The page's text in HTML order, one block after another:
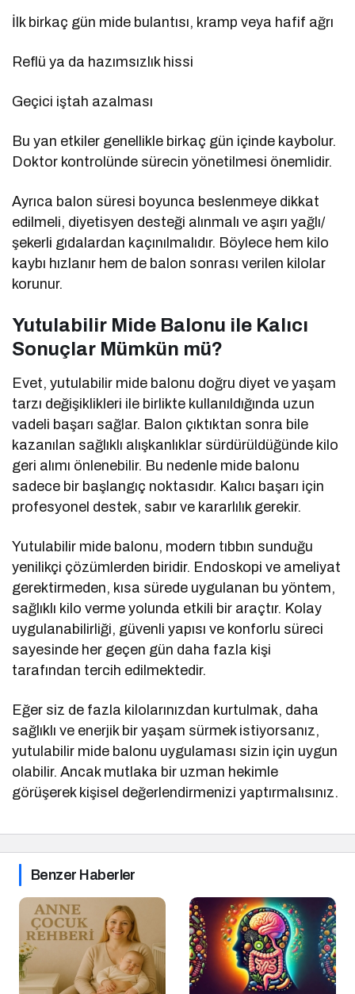
İlk birkaç gün mide bulantısı, kramp veya hafif ağrı
Reflü ya da hazımsızlık hissi
Geçici iştah azalması
Bu yan etkiler genellikle birkaç gün içinde kaybolur.
Doktor kontrolünde sürecin yönetilmesi önemlidir.
Ayrıca balon süresi boyunca beslenmeye dikkat
edilmeli, diyetisyen desteği alınmalı ve aşırı yağlı/
şekerli gıdalardan kaçınılmalıdır. Böylece hem kilo
kaybı hızlanır hem de balon sonrası verilen kilolar
korunur.
Yutulabilir Mide Balonu ile Kalıcı
Sonuçlar Mümkün mü?
Evet, yutulabilir mide balonu doğru diyet ve yaşam
tarzı değişiklikleri ile birlikte kullanıldığında uzun
vadeli başarı sağlar. Balon çıktıktan sonra bile
kazanılan sağlıklı alışkanlıklar sürdürüldüğünde kilo
geri alımı önlenebilir. Bu nedenle mide balonu
sadece bir başlangıç noktasıdır. Kalıcı başarı için
profesyonel destek, sabır ve kararlılık gerekir.
Yutulabilir mide balonu, modern tıbbın sunduğu
yenilikçi çözümlerden biridir. Endoskopi ve ameliyat
gerektirmeden, kısa sürede uygulanan bu yöntem,
sağlıklı kilo verme yolunda etkili bir araçtır. Kolay
uygulanabilirliği, güvenli yapısı ve konforlu süreci
sayesinde her geçen gün daha fazla kişi
tarafından tercih edilmektedir.
Eğer siz de fazla kilolarınızdan kurtulmak, daha
sağlıklı ve enerjik bir yaşam sürmek istiyorsanız,
yutulabilir mide balonu uygulaması sizin için uygun
olabilir. Ancak mutlaka bir uzman hekimle
görüşerek kişisel değerlendirmenizi yaptırmalısınız.
Benzer Haberler